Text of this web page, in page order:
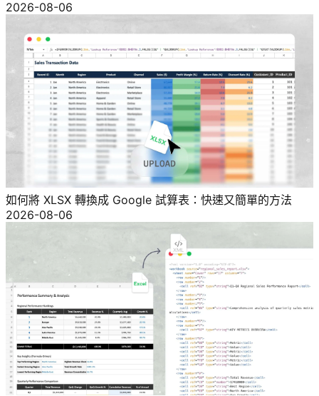
2026-08-06
如何將 XLSX 轉換成 Google 試算表：快速又簡單的方法
2026-08-06